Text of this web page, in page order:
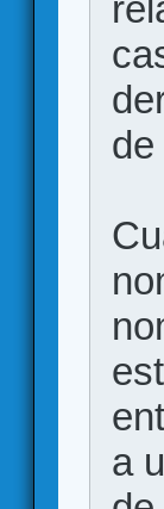
de
a